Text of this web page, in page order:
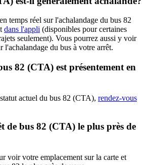
temps réel sur l'achalandage du bus 82
dans l'appli (disponibles pour certaines
seulement). Vous pourrez aussi y voir
l'achalandage du bus à votre arrêt.
82 (CTA) est présentement en
actuel du bus 82 (CTA), rendez-vous
de bus 82 (CTA) le plus près de
voir votre emplacement sur la carte et